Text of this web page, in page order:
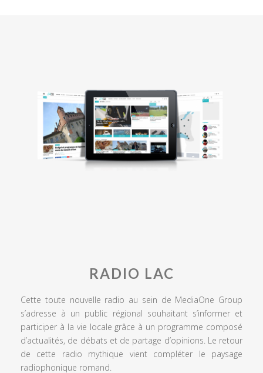
RADIO LAC
Cette toute nouvelle radio au sein de MediaOne Group
s’adresse à un public régional souhaitant s’informer et
participer à la vie locale grâce à un programme composé
d’actualités, de débats et de partage d’opinions. Le retour
de cette radio mythique vient compléter le paysage
radiophonique romand.